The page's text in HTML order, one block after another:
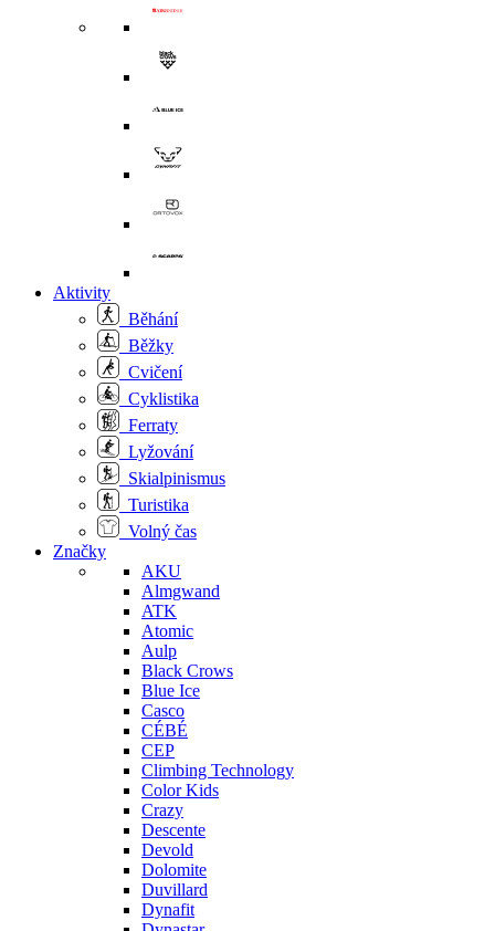
Aktivity
Běhání
Běžky
Cvičení
Cyklistika
Ferraty
Lyžování
Skialpinismus
Turistika
Volný čas
Značky
AKU
Almgwand
ATK
Atomic
Aulp
Black Crows
Blue Ice
Casco
CÉBÉ
CEP
Climbing Technology
Color Kids
Crazy
Descente
Devold
Dolomite
Duvillard
Dynafit